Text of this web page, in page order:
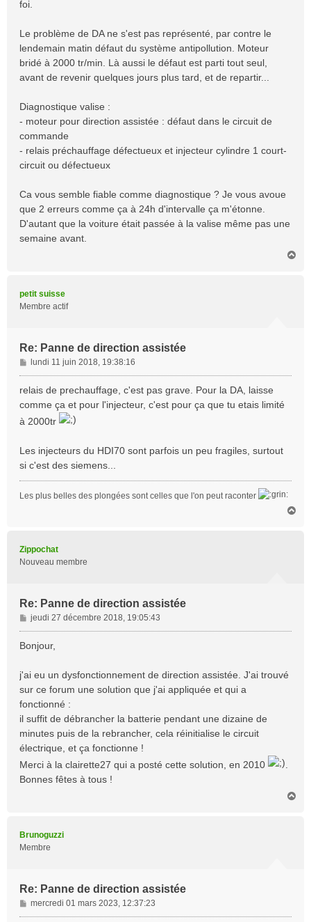
g
foi.
Le problème de DA ne s'est pas représenté, par contre le
lendemain matin défaut du système antipollution. Moteur
bridé à 2000 tr/min. Là aussi le défaut est parti tout seul,
avant de revenir quelques jours plus tard, et de repartir...
Diagnostique valise :
- moteur pour direction assistée : défaut dans le circuit de
commande
- relais préchauffage défectueux et injecteur cylindre 1 court-
circuit ou défectueux
Ca vous semble fiable comme diagnostique ? Je vous avoue
que 2 erreurs comme ça à 24h d'intervalle ça m'étonne.
D'autant que la voiture était passée à la valise même pas une
semaine avant.
petit suisse
Membre actif
Re: Panne de direction assistée
M
e
s
g
lundi 11 juin 2018, 19:38:16
relais de prechauffage, c'est pas grave. Pour la DA, laisse
comme ça et pour l'injecteur, c'est pour ça que tu etais limité
à 2000tr
Les injecteurs du HDI70 sont parfois un peu fragiles, surtout
si c'est des siemens...
Les plus belles des plongées sont celles que l'on peut raconter
Zippochat
Nouveau membre
Re: Panne de direction assistée
M
e
s
g
e
jeudi 27 décembre 2018, 19:05:43
Bonjour,
j'ai eu un dysfonctionnement de direction assistée. J'ai trouvé
sur ce forum une solution que j'ai appliquée et qui a
fonctionné :
il suffit de débrancher la batterie pendant une dizaine de
minutes puis de la rebrancher, cela réinitialise le circuit
électrique, et ça fonctionne !
Merci à la clairette27 qui a posté cette solution, en 2010
Bonnes fêtes à tous !
Brunoguzzi
Membre
Re: Panne de direction assistée
M
e
mercredi 01 mars 2023, 12:37:23